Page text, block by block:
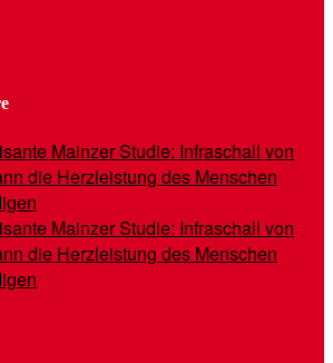
Mainzer Studie: Infraschall von
die Herzleistung des Menschen
Mainzer Studie: Infraschall von
die Herzleistung des Menschen